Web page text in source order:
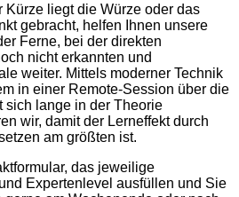
Kürze liegt die Würze oder das
gebracht, helfen Ihnen unsere
Ferne, bei der direkten
nicht erkannten und
weiter. Mittels moderner Technik
in einer Remote-Session über die
sich lange in der Theorie
wir, damit der Lerneffekt durch
am größten ist.
das jeweilige
Expertenlevel ausfüllen und Sie